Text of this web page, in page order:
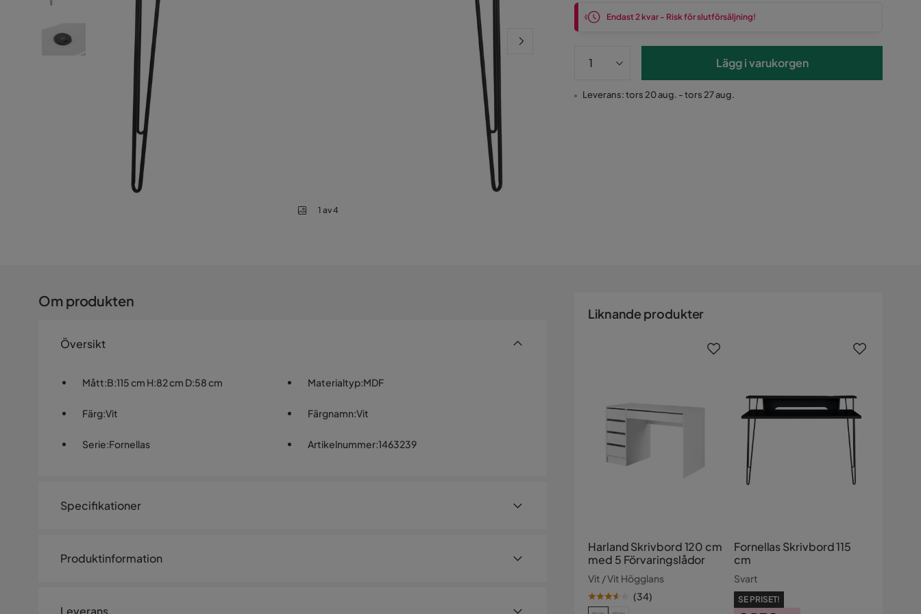
1 av 4
Endast 2 kvar - Risk för slutförsäljning!
Lägg i varukorgen
Leverans: tors 20 aug. - tors 27 aug.
Om produkten
Översikt
Mått:B:115 cm H:82 cm D:58 cm Materialtyp:MDF
Färg:Vit Färgnamn:Vit
Serie:Fornellas Artikelnummer:1463239
Specifikationer
Storlek
Produktinformation
Leverans
Liknande produkter
Harland Skrivbord 120 cm
med 5 Förvaringslådor
Vit / Vit Högglans
(34)
Fornellas Skrivbord 115
cm
Svart
SE PRISET!